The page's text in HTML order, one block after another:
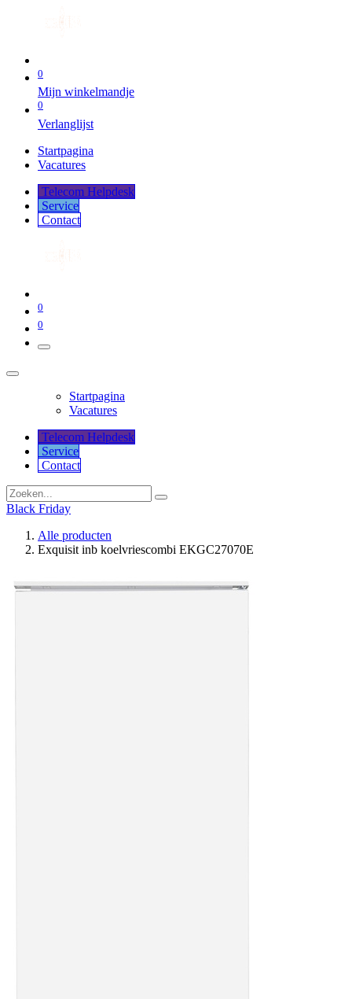
0
Mijn winkelmandje
0
Verlanglijst
Startpagina
Vacatures
Telecom Helpdesk
Service
Co​​​​​​ntact
0
0
Startpagina
Vacatures
Telecom Helpdesk
Service
Co​​​​​​ntact
Black Friday
Alle producten
Exquisit inb koelvriescombi EKGC27070E